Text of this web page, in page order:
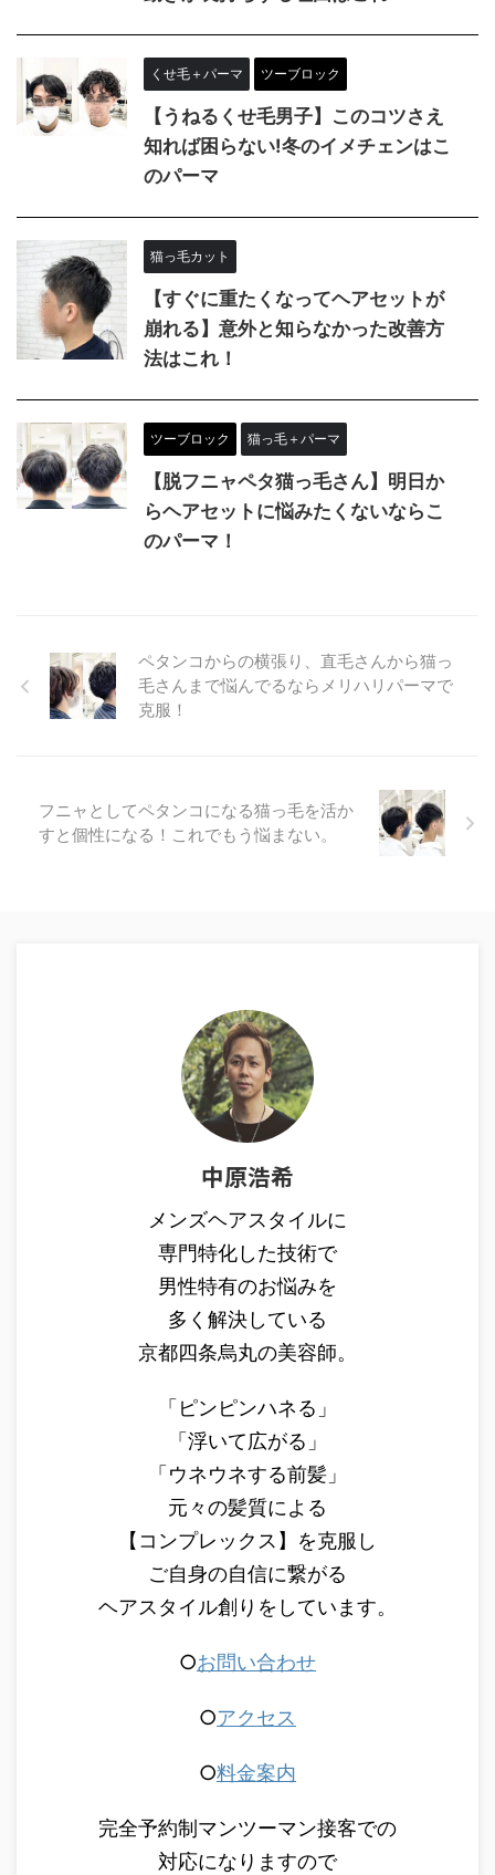
くせ毛＋パーマ ツーブロック
【うねるくせ毛男子】このコツさえ
知れば困らない!冬のイメチェンはこ
のパーマ
猫っ毛カット
【すぐに重たくなってヘアセットが
崩れる】意外と知らなかった改善方
法はこれ！
ツーブロック 猫っ毛＋パーマ
【脱フニャペタ猫っ毛さん】明日か
らヘアセットに悩みたくないならこ
のパーマ！
ペタンコからの横張り、直毛さんから猫っ
毛さんまで悩んでるならメリハリパーマで
克服！
フニャとしてペタンコになる猫っ毛を活か
すと個性になる！これでもう悩まない。
中原浩希
メンズヘアスタイルに
専門特化した技術で
男性特有のお悩みを
多く解決している
京都四条烏丸の美容師。
「ピンピンハネる」
「浮いて広がる」
「ウネウネする前髪」
元々の髪質による
【コンプレックス】を克服し
ご自身の自信に繋がる
ヘアスタイル創りをしています。
○お問い合わせ
○アクセス
○料金案内
完全予約制マンツーマン接客での
対応になりますので